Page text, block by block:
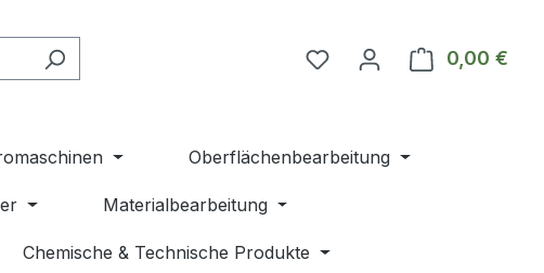
Du hast 0 Produkte auf
0,00 €
Oberflächenbearbeitung
Materialbearbeitung
Chemische & Technische Produkte